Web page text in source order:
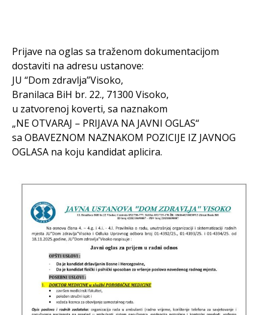
Prijave na oglas sa traženom dokumentacijom
dostaviti na adresu ustanove:
JU “Dom zdravlja”Visoko,
Branilaca BiH br. 22., 71300 Visoko,
u zatvorenoj koverti, sa naznakom
„NE OTVARAJ – PRIJAVA NA JAVNI OGLAS“
sa OBAVEZNOM NAZNAKOM POZICIJE IZ JAVNOG
OGLASA na koju kandidat aplicira.